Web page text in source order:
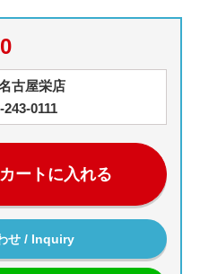
古屋栄店
0111
ートに入れる
せ / Inquiry